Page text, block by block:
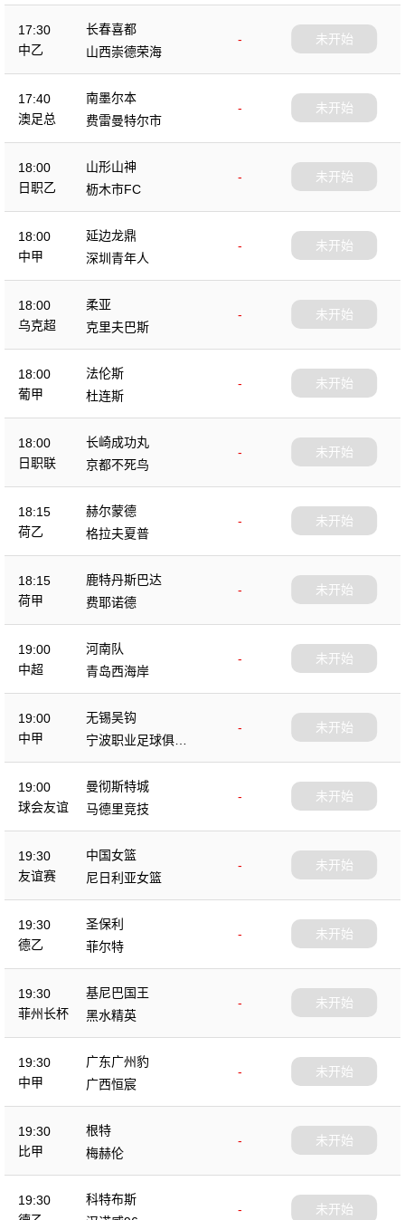
17:30
中乙
长春喜都
-
山西崇德荣海
未开始
17:40
澳足总
南墨尔本
-
费雷曼特尔市
未开始
18:00
日职乙
山形山神
-
枥木市FC
未开始
18:00
中甲
延边龙鼎
-
深圳青年人
未开始
18:00
乌克超
柔亚
-
克里夫巴斯
未开始
18:00
葡甲
法伦斯
-
杜连斯
未开始
18:00
日职联
长崎成功丸
-
京都不死鸟
未开始
18:15
荷乙
赫尔蒙德
-
格拉夫夏普
未开始
18:15
荷甲
鹿特丹斯巴达
-
费耶诺德
未开始
19:00
中超
河南队
-
青岛西海岸
未开始
19:00
中甲
无锡吴钩
-
宁波职业足球俱乐
部
未开始
19:00
球会友谊
曼彻斯特城
-
马德里竞技
未开始
19:30
友谊赛
中国女篮
-
尼日利亚女篮
未开始
19:30
德乙
圣保利
-
菲尔特
未开始
19:30
菲州长杯
基尼巴国王
-
黑水精英
未开始
19:30
中甲
广东广州豹
-
广西恒宸
未开始
19:30
比甲
根特
-
梅赫伦
未开始
19:30
科特布斯
-
未开始